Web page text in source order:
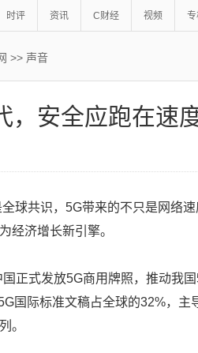
时评 资讯 C财经 视频
>> 声音
，安全应跑在速
球共识，5G带来的不只是网络
经济增长新引擎。
正式发放5G商用牌照，推动我
国际标准文稿占全球的32%，主
。